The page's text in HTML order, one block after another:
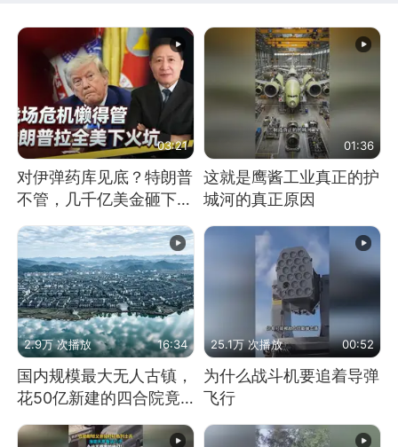
03:21
对伊弹药库见底？特朗普
不管，几千亿美金砸下，
拉着全美下火坑
01:36
这就是鹰酱工业真正的护
城河的真正原因
2.9万 次播放 16:34
国内规模最大无人古镇，
花50亿新建的四合院竟
25.1万 次播放 00:52
为什么战斗机要追着导弹
飞行